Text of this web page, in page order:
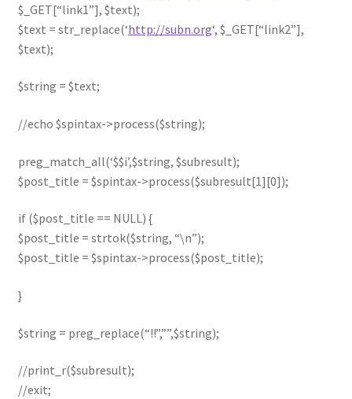
$_GET[“link1”], $text);
$text = str_replace(‘http://subn.org‘, $_GET[“link2”],
$text);
$string = $text;
//echo $spintax->process($string);
preg_match_all(‘$$i’,$string, $subresult);
$post_title = $spintax->process($subresult[1][0]);
if ($post_title == NULL) {
$post_title = strtok($string, “\n”);
$post_title = $spintax->process($post_title);
}
$string = preg_replace(“!!”,””,$string);
//print_r($subresult);
//exit;